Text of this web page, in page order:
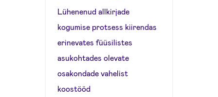
Lühenenud allkirjade
kogumise protsess kiirendas
erinevates füüsilistes
asukohtades olevate
osakondade vahelist
koostööd